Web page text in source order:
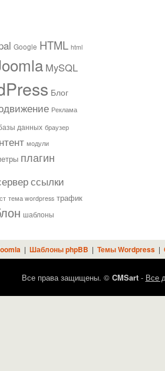
Google HTML html
MySQL
Блог
Реклама
данных браузер
модули
плагин
ссылки
тема wordpress трафик
шаблоны
| Шаблоны phpBB | Темы Wordpress|
Все права защищены. © CMSart- Все